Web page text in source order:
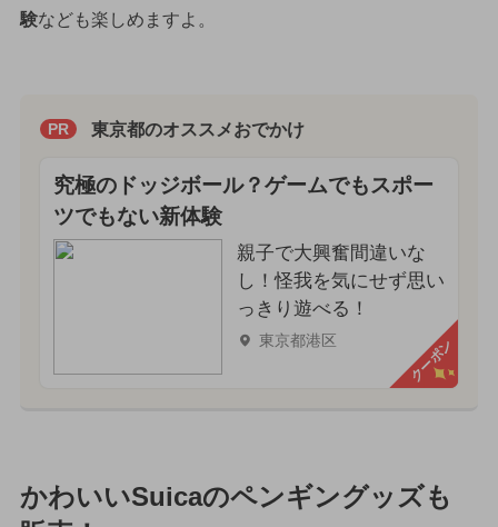
験なども楽しめますよ。
PR 東京都のオススメおでかけ
究極のドッジボール？ゲームでもスポー
ツでもない新体験
親子で大興奮間違いな
し！怪我を気にせず思い
っきり遊べる！
東京都港区 クーポン
かわいいSuicaのペンギングッズも